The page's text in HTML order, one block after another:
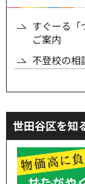
すぐーる「
ご案内
不登校の相
世田谷区を知